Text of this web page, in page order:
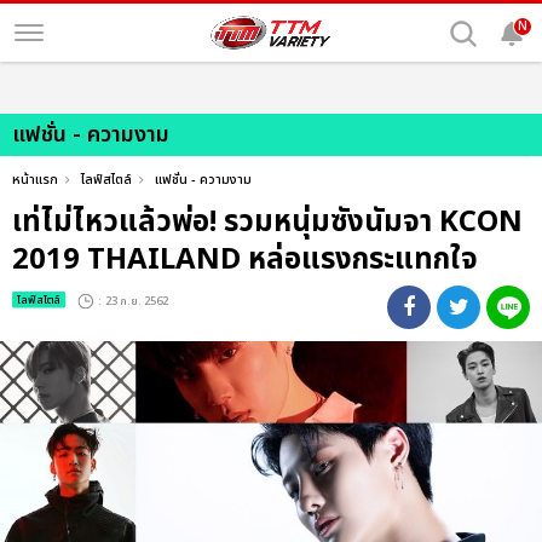
N
แฟชั่น - ความงาม
หน้าแรก ไลฟ์สไตล์ แฟชั่น - ความงาม
เท่ไม่ไหวแล้วพ่อ! รวมหนุ่มซังนัมจา KCON
2019 THAILAND หล่อแรงกระแทกใจ
ไลฟ์สไตล์ : 23 ก.ย. 2562